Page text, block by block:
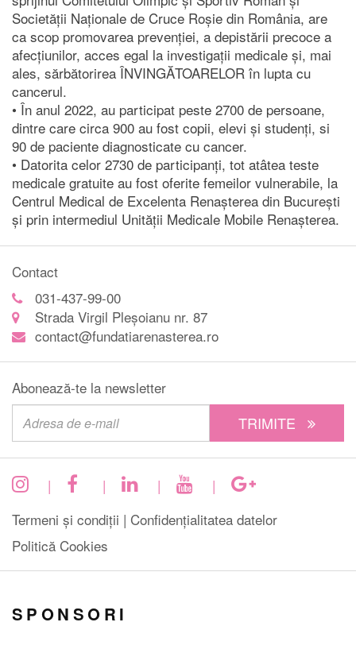
Societății Naționale de Cruce Roșie din România, are
ca scop promovarea prevenției, a depistării precoce a
afecțiunilor, acces egal la investigații medicale și, mai
ales, sărbătorirea ÎNVINGĂTOARELOR în lupta cu
cancerul.
• În anul 2022, au participat peste 2700 de persoane,
dintre care circa 900 au fost copii, elevi și studenți, si
90 de paciente diagnosticate cu cancer.
• Datorita celor 2730 de participanți, tot atâtea teste
medicale gratuite au fost oferite femeilor vulnerabile, la
Centrul Medical de Excelenta Renașterea din București
și prin intermediul Unității Medicale Mobile Renașterea.
Contact
031-437-99-00
Strada Virgil Pleșoianu nr. 87
contact@fundatiarenasterea.ro
Abonează-te la newsletter
TRIMITE
| | |
|
Termeni și condiții | Confidențialitatea datelor
Politică Cookies
SPONSORI